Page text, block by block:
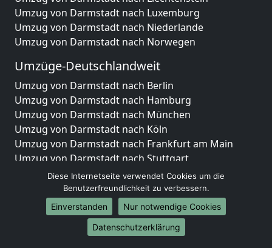
Umzug von Darmstadt nach Luxemburg
Umzug von Darmstadt nach Niederlande
Umzug von Darmstadt nach Norwegen
Umzüge-Deutschlandweit
Umzug von Darmstadt nach Berlin
Umzug von Darmstadt nach Hamburg
Umzug von Darmstadt nach München
Umzug von Darmstadt nach Köln
Umzug von Darmstadt nach Frankfurt am Main
Umzug von Darmstadt nach Stuttgart
Umzug von Darmstadt nach Düsseldorf
Umzug von Darmstadt nach Leipzig
Umzug von Darmstadt nach Dortmund
Umzug von Darmstadt nach Essen
Umzug von Darmstadt nach Bremen
Diese Internetseite verwendet Cookies um die
Benutzerfreundlichkeit zu verbessern.
Einverstanden
Nur notwendige Cookies
Datenschutzerklärung